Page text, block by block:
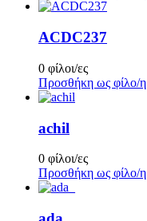
ACDC237
0 φίλοι/ες
Προσθήκη ως φίλο/η
achil
0 φίλοι/ες
Προσθήκη ως φίλο/η